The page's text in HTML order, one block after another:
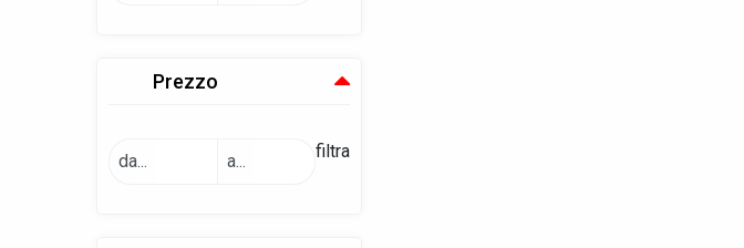
Prezzo
da... a... filtra